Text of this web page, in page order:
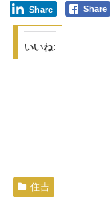
Share
Share
いいね:
住吉